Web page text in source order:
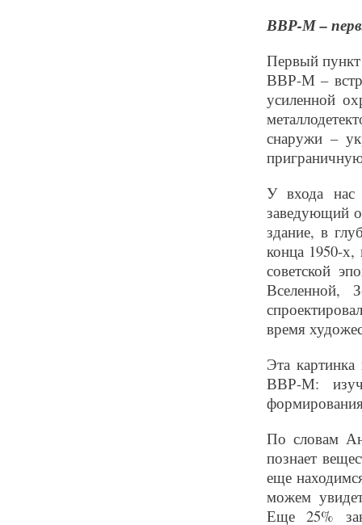
ВВР-М –
Первый пункт
ВВР-М –
усиленной
снаружи –
У входа
заведующий
здание, в
конца 1950-х,
советской
время
Эта
ВВР-М:
По словам
познает
еще
можем
Еще 25%